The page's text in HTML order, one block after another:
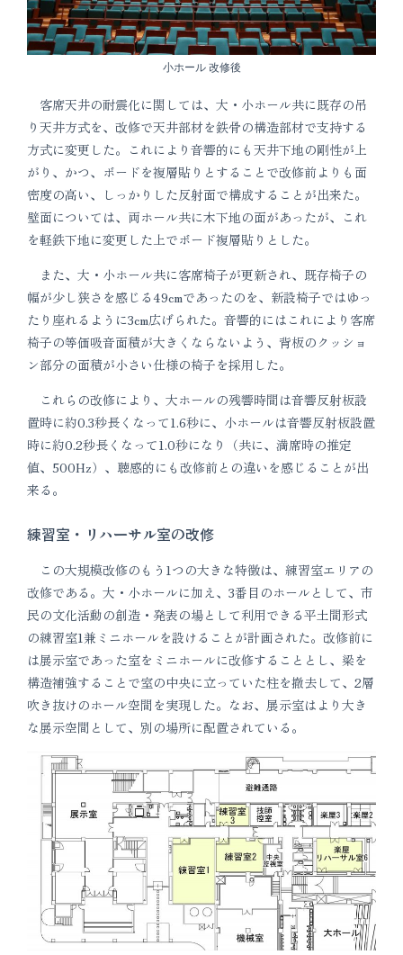
小ホール 改修後
客席天井の耐震化に関しては、大・小ホール共に既存の吊
り天井方式を、改修で天井部材を鉄骨の構造部材で支持する
方式に変更した。これにより音響的にも天井下地の剛性が上
がり、かつ、ボードを複層貼りとすることで改修前よりも面
密度の高い、しっかりした反射面で構成することが出来た。
壁面については、両ホール共に木下地の面があったが、これ
を軽鉄下地に変更した上でボード複層貼りとした。
また、大・小ホール共に客席椅子が更新され、既存椅子の
幅が少し狭さを感じる49cmであったのを、新設椅子ではゆっ
たり座れるように3cm広げられた。音響的にはこれにより客席
椅子の等価吸音面積が大きくならないよう、背板のクッショ
ン部分の面積が小さい仕様の椅子を採用した。
これらの改修により、大ホールの残響時間は音響反射板設
置時に約0.3秒長くなって1.6秒に、小ホールは音響反射板設置
時に約0.2秒長くなって1.0秒になり（共に、満席時の推定
値、500Hz）、聴感的にも改修前との違いを感じることが出
来る。
練習室・リハーサル室の改修
この大規模改修のもう1つの大きな特徴は、練習室エリアの
改修である。大・小ホールに加え、3番目のホールとして、市
民の文化活動の創造・発表の場として利用できる平土間形式
の練習室1兼ミニホールを設けることが計画された。改修前に
は展示室であった室をミニホールに改修することとし、梁を
構造補強することで室の中央に立っていた柱を撤去して、2層
吹き抜けのホール空間を実現した。なお、展示室はより大き
な展示空間として、別の場所に配置されている。